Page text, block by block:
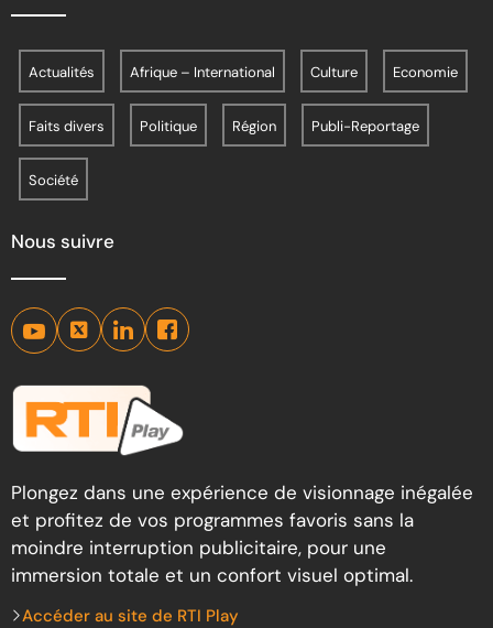
Actualités Afrique – International Culture Economie
Faits divers Politique Région Publi-Reportage
Société
Nous suivre
Plongez dans une expérience de visionnage inégalée
et profitez de vos programmes favoris sans la
moindre interruption publicitaire, pour une
immersion totale et un confort visuel optimal.
Accéder au site de RTI Play